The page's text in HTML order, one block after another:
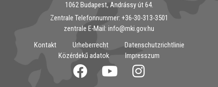
1062 Budapest, Andrássy út 64.
Zentrale Telefonnummer: ‭+36-30-313-3501
zentrale E-Mail: info@mki.gov.hu
Kontakt
Urheberrecht
Datenschutzrichtlinie
Közérdekű adatok
Impresszum